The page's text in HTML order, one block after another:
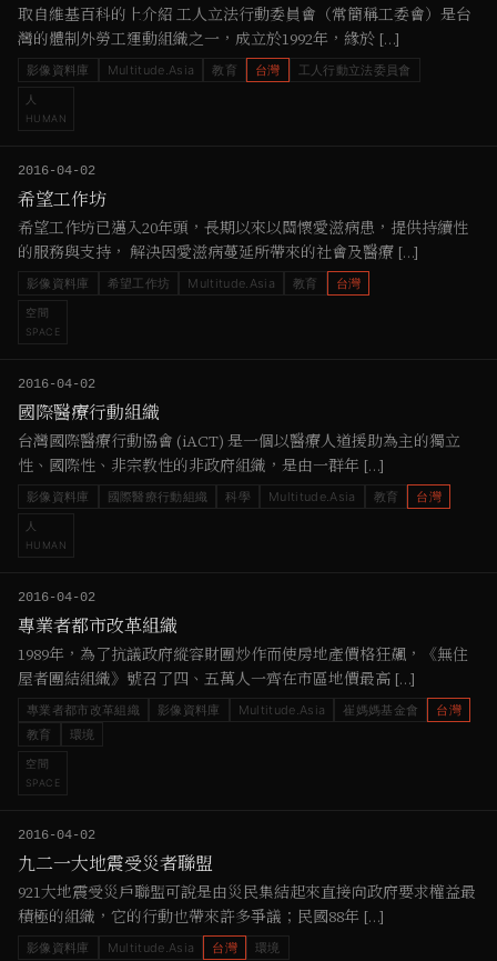
取自維基百科的上介紹 工人立法行動委員會（常簡稱工委會）是台
灣的體制外勞工運動組織之一，成立於1992年，緣於 […]
影像資料庫 Multitude.Asia 教育 台灣 工人行動立法委員會
人
HUMAN
2016-04-02
希望工作坊
希望工作坊已邁入20年頭，長期以來以關懷愛滋病患，提供持續性
的服務與支持， 解決因愛滋病蔓延所帶來的社會及醫療 […]
影像資料庫 希望工作坊 Multitude.Asia 教育 台灣
空間
SPACE
2016-04-02
國際醫療行動組織
台灣國際醫療行動協會 (iACT) 是一個以醫療人道援助為主的獨立
性、國際性、非宗教性的非政府組織，是由一群年 […]
影像資料庫 國際醫療行動組織 科學 Multitude.Asia 教育 台灣
人
HUMAN
2016-04-02
專業者都市改革組織
1989年，為了抗議政府縱容財團炒作而使房地產價格狂飆，《無住
屋者團結組織》號召了四、五萬人一齊在市區地價最高 […]
專業者都市改革組織 影像資料庫 Multitude.Asia 崔媽媽基金會
台灣
教育
環境
空間
SPACE
2016-04-02
九二一大地震受災者聯盟
921大地震受災戶聯盟可說是由災民集結起來直接向政府要求權益最
積極的組織，它的行動也帶來許多爭議；民國88年 […]
影像資料庫 Multitude.Asia 台灣 環境